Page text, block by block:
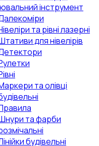
інструмент
та рівні лазерні
для нівелірів
та олівці
та фарби
будівельні